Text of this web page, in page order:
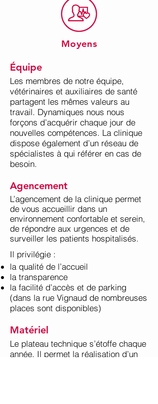
Moyens
Équipe
Les membres de notre équipe,
vétérinaires et auxiliaires de santé
partagent les mêmes valeurs au
travail. Dynamiques nous nous
forçons d’acquérir chaque jour de
nouvelles compétences. La clinique
dispose également d’un réseau de
spécialistes à qui référer en cas de
besoin.
Agencement
L’agencement de la clinique permet
de vous accueillir dans un
environnement confortable et serein,
de répondre aux urgences et de
surveiller les patients hospitalisés.
Il privilégie :
la qualité de l’accueil
la transparence
la facilité d’accès et de parking
(dans la rue Vignaud de nombreuses
places sont disponibles)
Matériel
Le plateau technique s’étoffe chaque
année. Il permet la réalisation d’un